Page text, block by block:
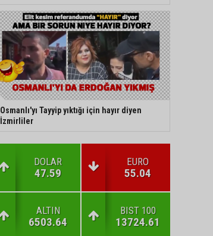
Osmanlı'yı Tayyip yıktığı için hayır diyen
İzmirliler
DOLAR
47.59
EURO
55.04
ALTIN
6503.64
BIST 100
13724.61